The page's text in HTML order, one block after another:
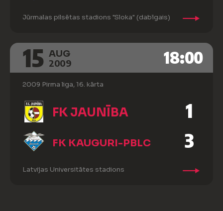
Jūrmalas pilsētas stadions "Sloka" (dabīgais)
15 AUG 18:00
2009
2009 Pirma liga, 16. kārta
FK JAUNĪBA 1
FK KAUGURI-PBLC 3
Latvijas Universitātes stadions